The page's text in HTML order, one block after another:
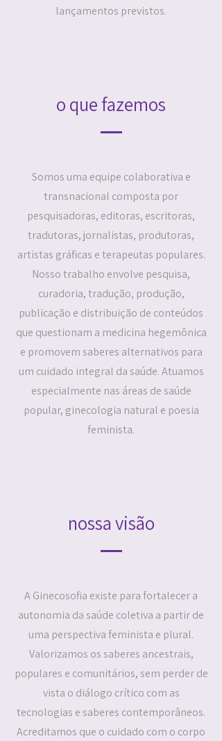
lançamentos previstos.
o que fazemos
Somos uma equipe colaborativa e
transnacional composta por
pesquisadoras, editoras, escritoras,
tradutoras, jornalistas, produtoras,
artistas gráficas e terapeutas populares.
Nosso trabalho envolve pesquisa,
curadoria, tradução, produção,
publicação e distribuição de conteúdos
que questionam a medicina hegemônica
e promovem saberes alternativos para
um cuidado integral da saúde. Atuamos
especialmente nas áreas de saúde
popular, ginecologia natural e poesia
feminista.
nossa visão
A Ginecosofia existe para fortalecer a
autonomia da saúde coletiva a partir de
uma perspectiva feminista e plural.
Valorizamos os saberes ancestrais,
populares e comunitários, sem perder de
vista o diálogo crítico com as
tecnologias e saberes contemporâneos.
Acreditamos que o cuidado com o corpo